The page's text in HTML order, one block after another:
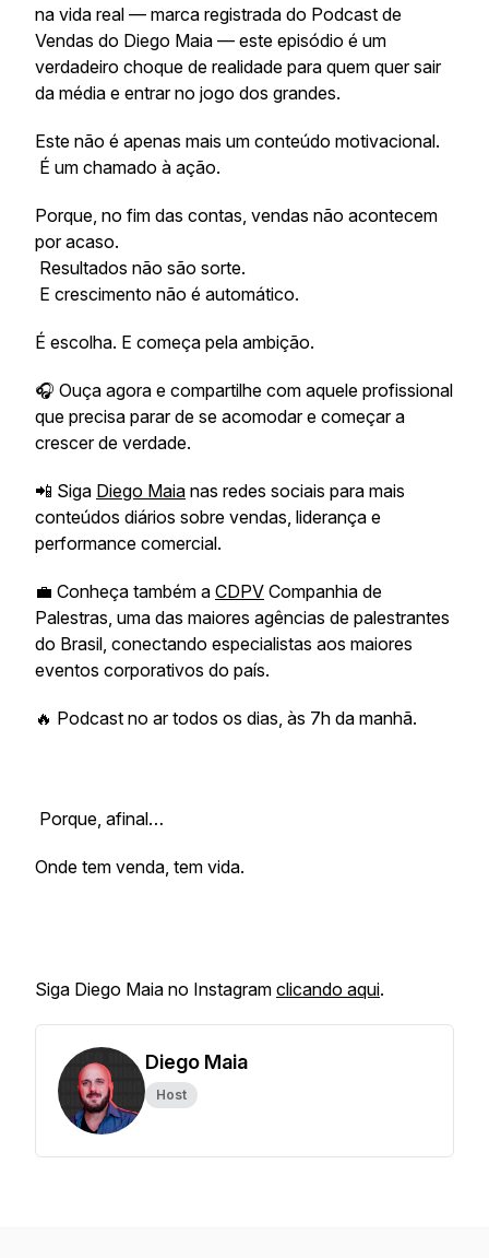
na vida real — marca registrada do Podcast de
Vendas do Diego Maia — este episódio é um
verdadeiro choque de realidade para quem quer sair
da média e entrar no jogo dos grandes.
Este não é apenas mais um conteúdo motivacional.
É um chamado à ação.
Porque, no fim das contas, vendas não acontecem
por acaso.
Resultados não são sorte.
E crescimento não é automático.
É escolha. E começa pela ambição.
🎧 Ouça agora e compartilhe com aquele profissional
que precisa parar de se acomodar e começar a
crescer de verdade.
📲 Siga Diego Maia nas redes sociais para mais
conteúdos diários sobre vendas, liderança e
performance comercial.
💼 Conheça também a CDPV Companhia de
Palestras, uma das maiores agências de palestrantes
do Brasil, conectando especialistas aos maiores
eventos corporativos do país.
🔥 Podcast no ar todos os dias, às 7h da manhã.
Porque, afinal…
Onde tem venda, tem vida.
Siga Diego Maia no Instagram clicando aqui.
Diego Maia
Host